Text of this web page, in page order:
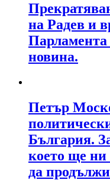
на Радев и
Парламента
новина.
Петър
България.
което ще ни
да